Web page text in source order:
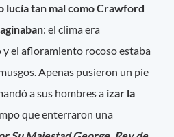
lucía tan mal como Crawford
: el clima era
el afloramiento rocoso estaba
Apenas pusieron un pie
a sus hombres a izar la
que enterraron una